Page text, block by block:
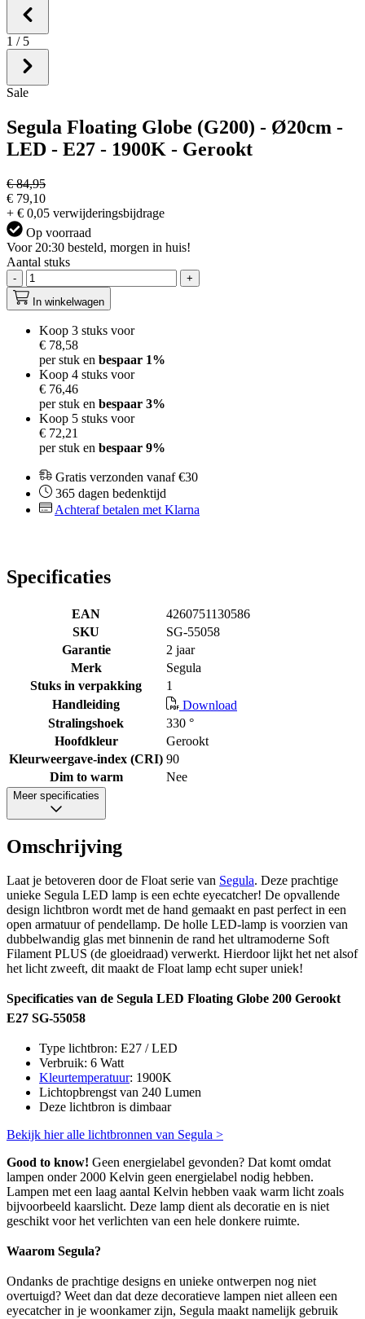
1 / 5
Sale
Segula Floating Globe (G200) - Ø20cm -
LED - E27 - 1900K - Gerookt
€ 84,95
€ 79,10
+ € 0,05 verwijderingsbijdrage
Op voorraad
Voor 20:30 besteld, morgen in huis!
Aantal stuks
-
+
In winkelwagen
Koop 3 stuks voor
€ 78,58
per stuk en bespaar 1%
Koop 4 stuks voor
€ 76,46
per stuk en bespaar 3%
Koop 5 stuks voor
€ 72,21
per stuk en bespaar 9%
Gratis verzonden vanaf €30
365 dagen bedenktijd
Achteraf betalen met Klarna
Specificaties
EAN
4260751130586
SKU
SG-55058
Garantie
2 jaar
Merk
Segula
Stuks in verpakking
1
Handleiding
Download
Stralingshoek
330 °
Hoofdkleur
Gerookt
Kleurweergave-index (CRI) 90
Dim to warm
Nee
Meer specificaties
Omschrijving
Laat je betoveren door de Float serie van Segula. Deze prachtige
unieke Segula LED lamp is een echte eyecatcher! De opvallende
design lichtbron wordt met de hand gemaakt en past perfect in een
open armatuur of pendellamp. De holle LED-lamp is voorzien van
dubbelwandig glas met binnenin de rand het ultramoderne Soft
Filament PLUS (de gloeidraad) verwerkt. Hierdoor lijkt het net alsof
het licht zweeft, dit maakt de Float lamp echt super uniek!
Specificaties van de Segula LED Floating Globe 200 Gerookt
E27 SG-55058
Type lichtbron: E27 / LED
Verbruik: 6 Watt
Kleurtemperatuur: 1900K
Lichtopbrengst van 240 Lumen
Deze lichtbron is dimbaar
Bekijk hier alle lichtbronnen van Segula >
Good to know! Geen energielabel gevonden? Dat komt omdat
lampen onder 2000 Kelvin geen energielabel nodig hebben.
Lampen met een laag aantal Kelvin hebben vaak warm licht zoals
bijvoorbeeld kaarslicht. Deze lamp dient als decoratie en is niet
geschikt voor het verlichten van een hele donkere ruimte.
Waarom Segula?
Ondanks de prachtige designs en unieke ontwerpen nog niet
overtuigd? Weet dan dat deze decoratieve lampen niet alleen een
eyecatcher in je woonkamer zijn, Segula maakt namelijk gebruik